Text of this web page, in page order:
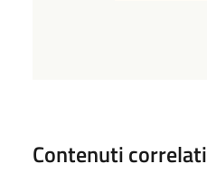
Contenuti correlati